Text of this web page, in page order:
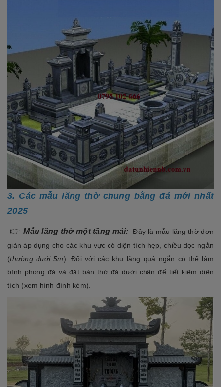
3. Các mẫu lăng thờ chung bằng đá mới nhất
2025
👉 Mẫu lăng thờ một tầng mái: Đây là mẫu lăng thờ đơn
giản áp dụng cho các khu vực có diện tích hẹp, chiều dọc ngắn
(thường dưới 5m). Đối với các khu lăng quá ngắn có thể làm
bình phong đá và đặt bàn thờ đá dưới chân để tiết kiệm diện
tích (xem hình đính kèm).